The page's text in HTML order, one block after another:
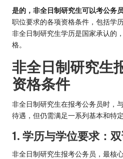
是的，非全日制研究生可以考公务员
职位要求的各项资格条件，包括学
非全日制研究生学历是国家承认的
格。
非全日制研究生
资格条件
非全日制研究生在报考公务员时，
待遇，但仍需满足一系列基本和特
1. 学历与学位要求：
非全日制研究生报考公务员，最核